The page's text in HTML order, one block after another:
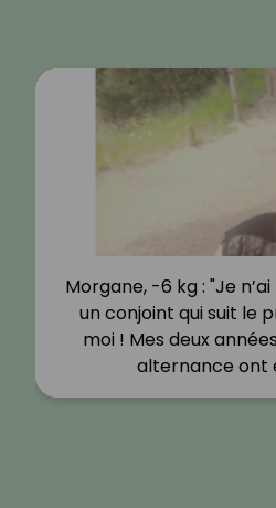
Morgane, -6 kg : "Je
un conjoint qui suit le
moi ! Mes deux
alternance ont